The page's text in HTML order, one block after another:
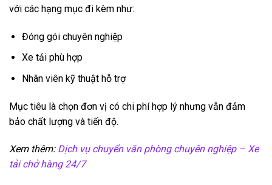
với các hạng mục đi kèm như:
Đóng gói chuyên nghiệp
Xe tải phù hợp
Nhân viên kỹ thuật hỗ trợ
Mục tiêu là chọn đơn vị có chi phí hợp lý nhưng vẫn đảm
bảo chất lượng và tiến độ.
Xem thêm: Dịch vụ chuyển văn phòng chuyên nghiệp – Xe
tải chở hàng 24/7